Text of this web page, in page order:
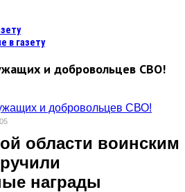
в газету
и добровольцев СВО!
области воинским
награды